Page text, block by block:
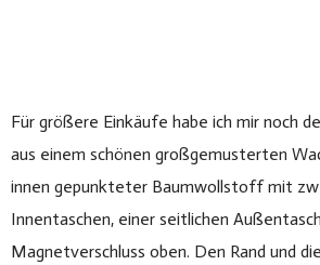
Für größere Einkäufe habe ich mir noch
aus einem schönen großgemusterten
innen gepunkteter Baumwollstoff mit
Innentaschen, einer seitlichen
Magnetverschluss oben. Den Rand und